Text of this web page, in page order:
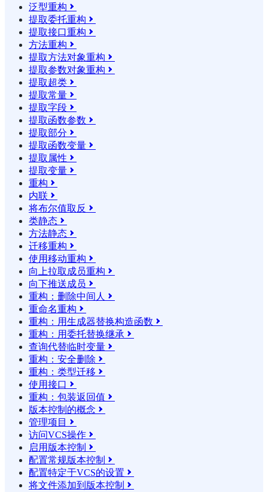
泛型重构 
提取委托重构 
提取接口重构 
方法重构 
提取方法对象重构 
提取参数对象重构 
提取超类 
提取常量 
提取字段 
提取函数参数 
提取部分 
提取函数变量 
提取属性 
提取变量 
重构 
内联 
将布尔值取反 
类静态 
方法静态 
迁移重构 
使用移动重构 
向上拉取成员重构 
向下推送成员 
重构：删除中间人 
重命名重构 
重构：用生成器替换构造函数 
重构：用委托替换继承 
查询代替临时变量 
重构：安全删除 
重构：类型迁移 
使用接口 
重构：包装返回值 
版本控制的概念 
管理项目 
访问VCS操作 
启用版本控制 
配置常规版本控制 
配置特定于VCS的设置 
将文件添加到版本控制 